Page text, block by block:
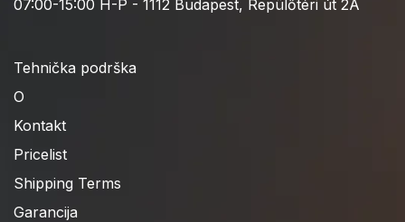
07:00-15:00 H-P - 1112 Budapest, Repülőtéri út 2A
Tehnička podrška
O
Kontakt
Pricelist
Shipping Terms
Garancija